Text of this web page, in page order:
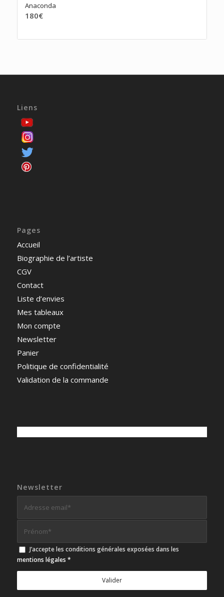
Anaconda
180€
Liens
Pages
Accueil
Biographie de l’artiste
CGV
Contact
Liste d’envies
Mes tableaux
Mon compte
Newsletter
Panier
Politique de confidentialité
Validation de la commande
Newsletter
J’accepte les conditions générales exposées dans les
mentions légales *